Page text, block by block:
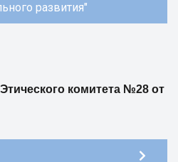
развития"
комитета №28 от